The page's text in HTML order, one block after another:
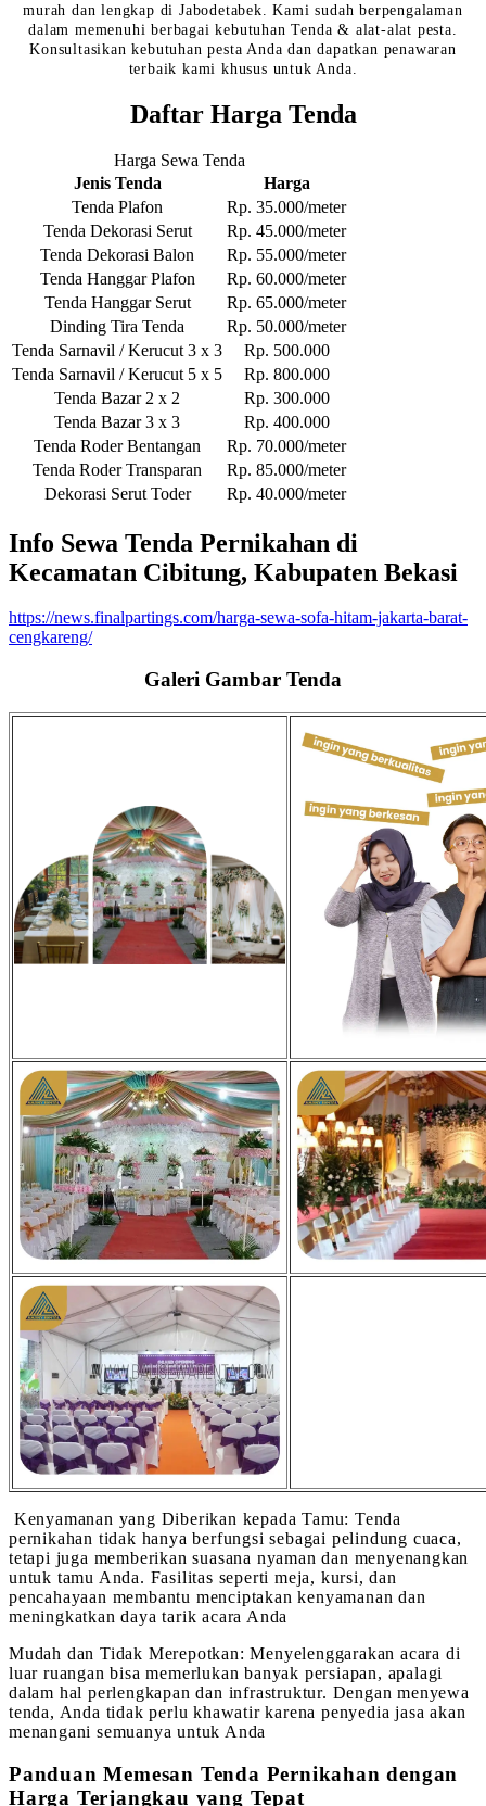
murah dan lengkap di Jabodetabek. Kami sudah berpengalaman
dalam memenuhi berbagai kebutuhan Tenda & alat-alat pesta.
Konsultasikan kebutuhan pesta Anda dan dapatkan penawaran
terbaik kami khusus untuk Anda.
Daftar Harga Tenda
Harga Sewa Tenda
Jenis Tenda
Harga
Tenda Plafon
Rp. 35.000/meter
Tenda Dekorasi Serut
Rp. 45.000/meter
Tenda Dekorasi Balon
Rp. 55.000/meter
Tenda Hanggar Plafon
Rp. 60.000/meter
Tenda Hanggar Serut
Rp. 65.000/meter
Dinding Tira Tenda
Rp. 50.000/meter
Tenda Sarnavil / Kerucut 3 x 3
Rp. 500.000
Tenda Sarnavil / Kerucut 5 x 5
Rp. 800.000
Tenda Bazar 2 x 2
Rp. 300.000
Tenda Bazar 3 x 3
Rp. 400.000
Tenda Roder Bentangan
Rp. 70.000/meter
Tenda Roder Transparan
Rp. 85.000/meter
Dekorasi Serut Toder
Rp. 40.000/meter
Info Sewa Tenda Pernikahan di
Kecamatan Cibitung, Kabupaten Bekasi
https://news.finalpartings.com/harga-sewa-sofa-hitam-jakarta-barat-
cengkareng/
Galeri Gambar Tenda
Kenyamanan yang Diberikan kepada Tamu: Tenda
pernikahan tidak hanya berfungsi sebagai pelindung cuaca,
tetapi juga memberikan suasana nyaman dan menyenangkan
untuk tamu Anda. Fasilitas seperti meja, kursi, dan
pencahayaan membantu menciptakan kenyamanan dan
meningkatkan daya tarik acara Anda
Mudah dan Tidak Merepotkan: Menyelenggarakan acara di
luar ruangan bisa memerlukan banyak persiapan, apalagi
dalam hal perlengkapan dan infrastruktur. Dengan menyewa
tenda, Anda tidak perlu khawatir karena penyedia jasa akan
menangani semuanya untuk Anda
Panduan Memesan Tenda Pernikahan dengan
Harga Terjangkau yang Tepat